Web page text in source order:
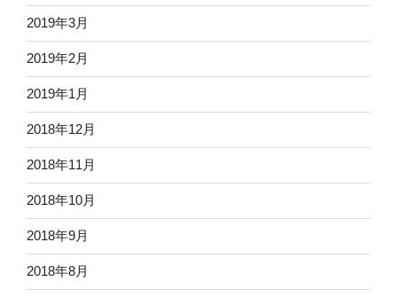
2019年3月
2019年2月
2019年1月
2018年12月
2018年11月
2018年10月
2018年9月
2018年8月